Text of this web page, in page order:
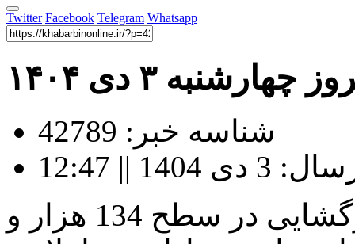
Twitter Facebook Telegram Whatsapp
۳ دی ۱۴۰۴
شناسه خبر: 42789
|| 12:47
قیمت دلار در بازار امروز با بازگشایی در سطح 134 هزار و